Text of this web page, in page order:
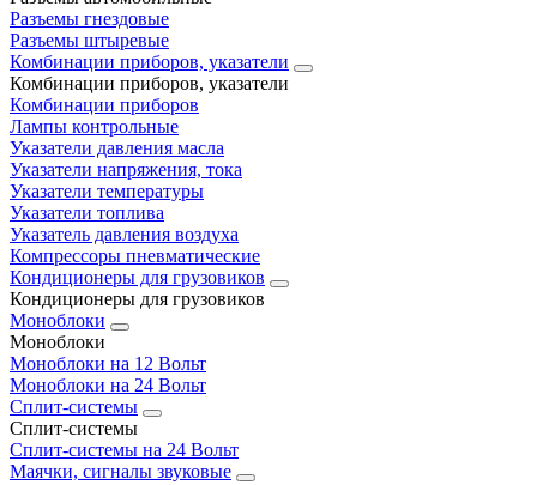
Разъемы гнездовые
Разъемы штыревые
Комбинации приборов, указатели
Комбинации приборов, указатели
Комбинации приборов
Лампы контрольные
Указатели давления масла
Указатели напряжения, тока
Указатели температуры
Указатели топлива
Указатель давления воздуха
Компрессоры пневматические
Кондиционеры для грузовиков
Кондиционеры для грузовиков
Моноблоки
Моноблоки
Моноблоки на 12 Вольт
Моноблоки на 24 Вольт
Сплит-системы
Сплит-системы
Сплит‑системы на 24 Вольт
Маячки, сигналы звуковые